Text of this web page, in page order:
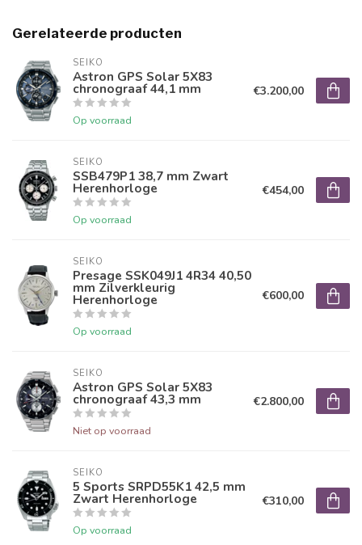
Gerelateerde producten
SEIKO
Astron GPS Solar 5X83
chronograaf 44,1 mm
Op voorraad
€3.200,00
SEIKO
SSB479P1 38,7 mm Zwart
Herenhorloge
Op voorraad
€454,00
SEIKO
Presage SSK049J1 4R34 40,50
mm Zilverkleurig
Herenhorloge
Op voorraad
€600,00
SEIKO
Astron GPS Solar 5X83
chronograaf 43,3 mm
Niet op voorraad
€2.800,00
SEIKO
5 Sports SRPD55K1 42,5 mm
Zwart Herenhorloge
Op voorraad
€310,00